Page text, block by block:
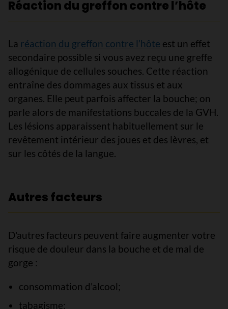
Réaction du greffon contre l’hôte
La réaction du greffon contre l’hôte est un effet
secondaire possible si vous avez reçu une greffe
allogénique de cellules souches. Cette réaction
entraîne des dommages aux tissus et aux
organes. Elle peut parfois affecter la bouche; on
parle alors de manifestations buccales de la GVH.
Les lésions apparaissent habituellement sur le
revêtement intérieur des joues et des lèvres, et
sur les côtés de la langue.
Autres facteurs
D'autres facteurs peuvent faire augmenter votre
risque de douleur dans la bouche et de mal de
gorge :
consommation d’alcool;
tabagisme;